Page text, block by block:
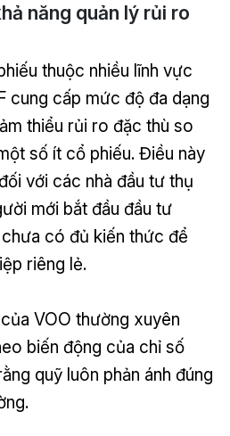
năng quản lý rủi ro
thuộc nhiều lĩnh vực
cung cấp mức độ đa dạng
thiểu rủi ro đặc thù so
số ít cổ phiếu. Điều này
với các nhà đầu tư thụ
mới bắt đầu đầu tư
có đủ kiến thức để
riêng lẻ.
VOO thường xuyên
biến động của chỉ số
quỹ luôn phản ánh đúng